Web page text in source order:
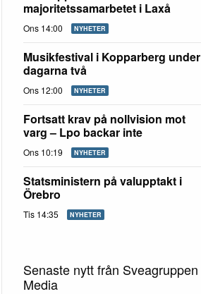
majoritetssamarbetet i Laxå
Ons 14:00 NYHETER
Musikfestival i Kopparberg under
dagarna två
Ons 12:00 NYHETER
Fortsatt krav på nollvision mot
varg – Lpo backar inte
Ons 10:19 NYHETER
Statsministern på valupptakt i
Örebro
Tis 14:35 NYHETER
Senaste nytt från Sveagruppen
Media